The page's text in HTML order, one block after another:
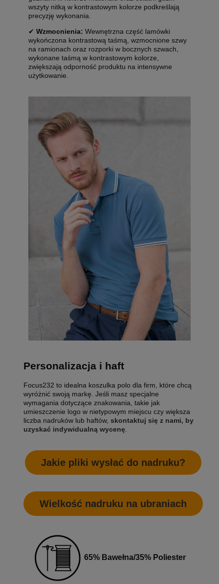
wszyty nitką w kontrastowym kolorze podkreślają
precyzję wykonania.
✔ Wzmocnienia: Wewnętrzna część lamówki
wykończona kontrastową taśmą, wzmocnione szwy
na ramionach oraz rozporki w bocznych szwach,
wykonane taśmą w kontrastowym kolorze,
zwiększają odporność produktu na intensywne
użytkowanie.
Personalizacja i haft
Focus232 to idealna koszulka polo dla firm, które chcą
wyróżnić swoją markę. Jeśli masz specjalne
wymagania dotyczące znakowania, takie jak
umieszczenie logo w nietypowym miejscu czy większa
liczba nadruków lub haftów, skontaktuj się z nami, by
uzyskać indywidualną wycenę
Jakie pliki wysłać do nadruku?
Wielkość nadruku na ubraniach
65% Bawełna/35% Poliester